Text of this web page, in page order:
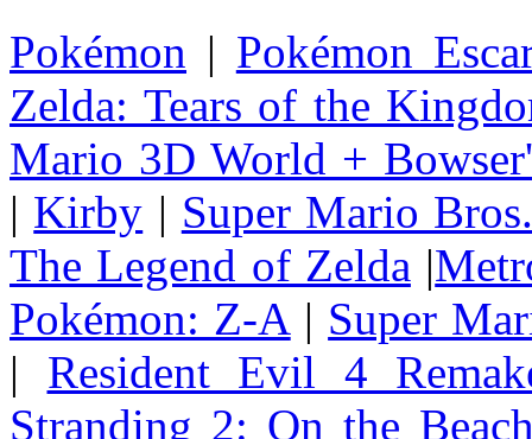
Pokémon | Pokémon
Zelda: Tears of the
Mario 3D World +
| Kirby | Super Mario
The Legend of Zelda |
Pokémon: Z-A | Super
| Resident Evil 4
Stranding 2: On the